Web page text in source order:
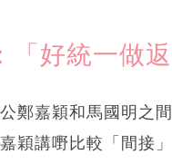
好統一做返
鄭嘉穎和馬國明之
穎講嘢比較「間接